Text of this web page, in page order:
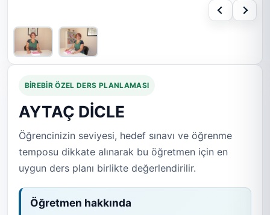
BIREBIR ÖZEL DERS PLANLAMASI
AYTAÇ DİCLE
Öğrencinizin seviyesi, hedef sınavı ve öğrenme
temposu dikkate alınarak bu öğretmen için en
uygun ders planı birlikte değerlendirilir.
Öğretmen hakkında